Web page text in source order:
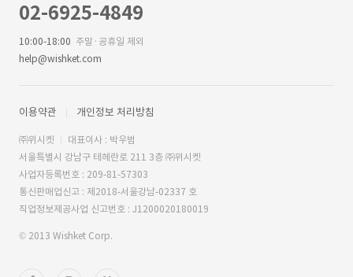
02-6925-4849
10:00-18:00 주말·공휴일 제외
help@wishket.com
이용약관 개인정보 처리방침
㈜위시켓
대표이사 : 박우범
서울특별시 강남구 테헤란로 211 3층 ㈜위시켓
사업자등록번호 : 209-81-57303
통신판매업신고 : 제2018-서울강남-02337 호
직업정보제공사업 신고번호 : J1200020180019
© 2013 Wishket Corp.